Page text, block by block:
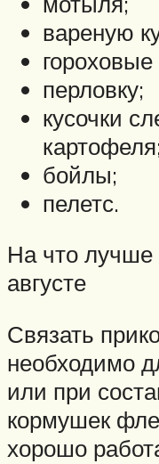
вареную
гороховые
перловку;
кусочки
картофеля;
бойлы;
пелетс.
На что лучше
августе
Связать
необходимо
или при
кормушек
хорошо